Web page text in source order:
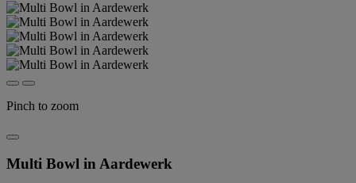
Pinch to zoom
Multi Bowl in Aardewerk